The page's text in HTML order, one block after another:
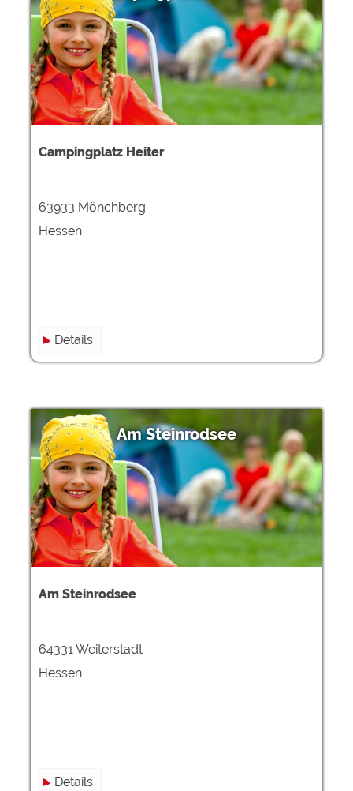
Campingplatz Heiter
63933 Mönchberg
Hessen
Details
Am Steinrodsee
Am Steinrodsee
64331 Weiterstadt
Hessen
Details